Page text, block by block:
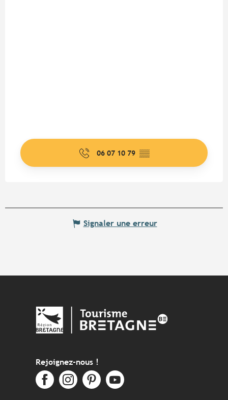
06 07 10 79 ▒▒
Signaler une erreur
Rejoignez-nous !